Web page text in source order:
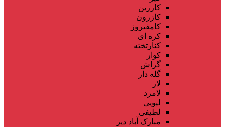
کارزین
کازرون
کامفیروز
کره ای
کنارتخته
کوار
گراش
گله دار
لار
لامرد
لپویی
لطیفی
مبارک آباد دیز